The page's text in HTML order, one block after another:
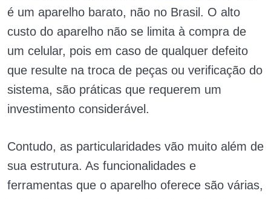
é um aparelho barato, não no Brasil. O alto
custo do aparelho não se limita à compra de
um celular, pois em caso de qualquer defeito
que resulte na troca de peças ou verificação do
sistema, são práticas que requerem um
investimento considerável.
Contudo, as particularidades vão muito além de
sua estrutura. As funcionalidades e
ferramentas que o aparelho oferece são várias,